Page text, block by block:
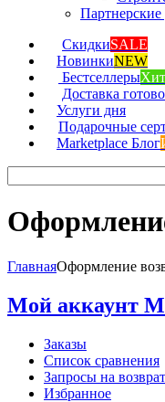
Партнерские
СкидкиSALE
НовинкиNEW
Бестселлеры
Доставка
Услуги дня
Подарочные
Marketplace Блог
ГлавнаяОформление
Мой аккаунт
Заказы
Список сравнения
Запросы на возврат
Избранное